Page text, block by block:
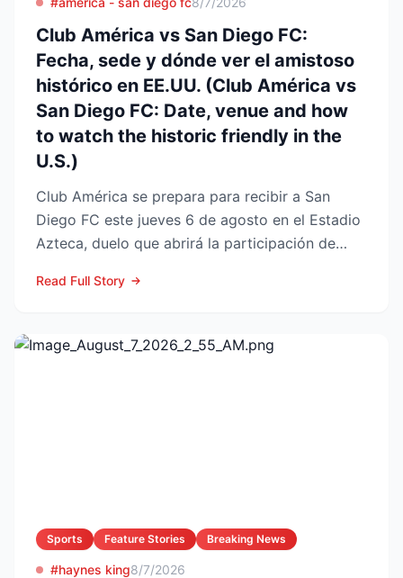
Club América vs San Diego FC:
Fecha, sede y dónde ver el amistoso
histórico en EE.UU. (Club América vs
San Diego FC: Date, venue and how
to watch the historic friendly in the
U.S.)
Club América se prepara para recibir a San
Diego FC este jueves 6 de agosto en el Estadio
Azteca, duelo que abrirá la participación de
Read Full Story
Sports Feature Stories Breaking News
#haynes king8/7/2026